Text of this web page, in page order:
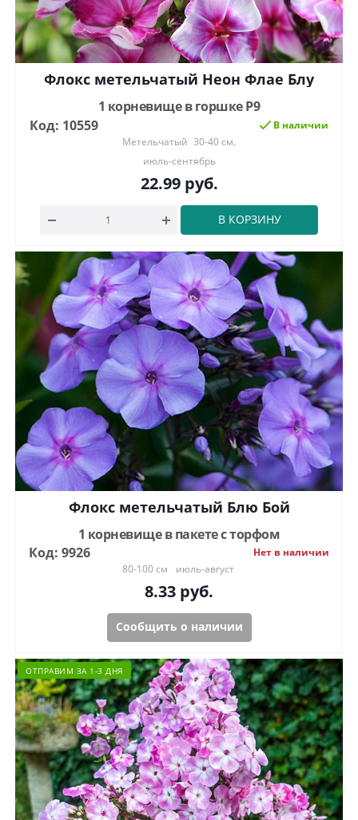
Флокс метельчатый Неон Флае Блу
1 корневище в горшке Р9
Код: 10559
В наличии
Метельчатый 30-40 см.
июль-сентябрь
22.99руб.
В КОРЗИНУ
Флокс метельчатый Блю Бой
1 корневище в пакете с торфом
Код: 9926
Нет в наличии
80-100 см
июль-август
8.33 руб.
Сообщить о наличии
ОТПРАВИМ ЗА 1-3 ДНЯ